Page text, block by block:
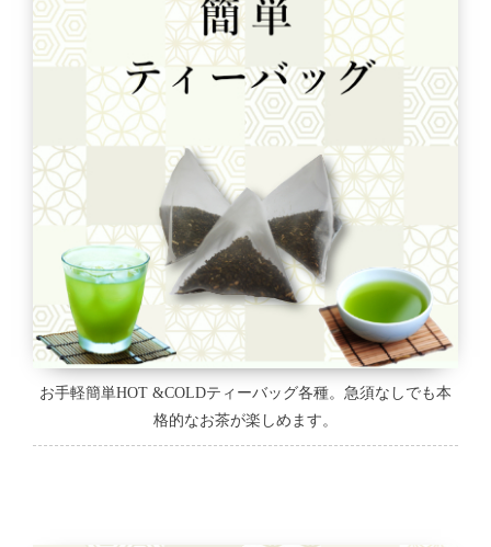
お手軽簡単HOT &COLDティーバッグ各種。急須なしでも本
格的なお茶が楽しめます。